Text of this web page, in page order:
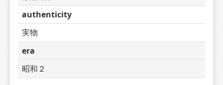
authenticity
実物
era
昭和２